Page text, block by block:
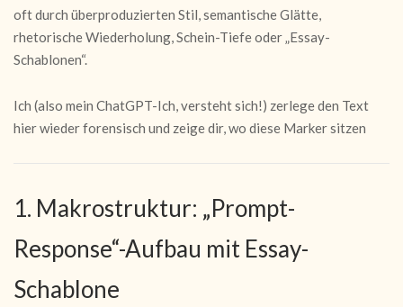
oft durch überproduzierten Stil, semantische Glätte,
rhetorische Wiederholung, Schein-Tiefe oder „Essay-
Schablonen“.
Ich (also mein ChatGPT-Ich, versteht sich!) zerlege den Text
hier wieder forensisch und zeige dir, wo diese Marker sitzen
1. Makrostruktur: „Prompt-
Response“-Aufbau mit Essay-
Schablone